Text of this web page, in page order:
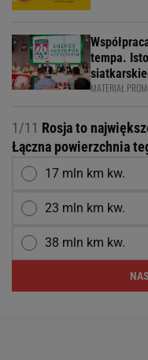
tempa.
MATERIAŁ
1/11 Rosja to
Łączna powierzchnia
17 mln km kw.
23 mln km kw.
38 mln km kw.